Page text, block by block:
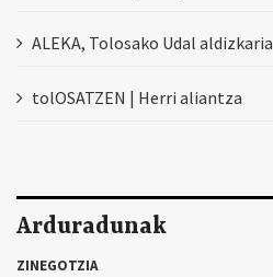
ALEKA, Tolosako Udal aldizkaria
tolOSATZEN | Herri aliantza
Arduradunak
ZINEGOTZIA